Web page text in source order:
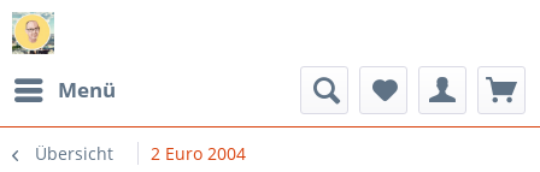
Menü
Übersicht 2 Euro 2004